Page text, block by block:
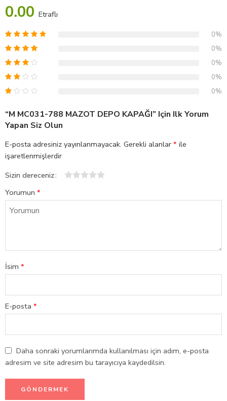
0.00 Etraflı
0%
0%
0%
0%
0%
“M MC031-788 MAZOT DEPO KAPAĞI” Için Ilk Yorum
Yapan Siz Olun
E-posta adresiniz yayınlanmayacak. Gerekli alanlar * ile
işaretlenmişlerdir
Sizin dereceniz
Yorumun *
İsim *
E-posta *
Daha sonraki yorumlarımda kullanılması için adım, e-posta
adresim ve site adresim bu tarayıcıya kaydedilsin.